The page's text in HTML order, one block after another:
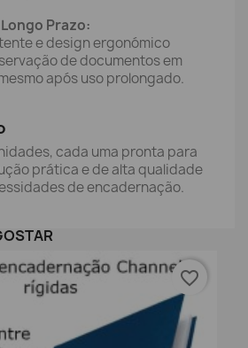
Prazo:
e design ergonómico
de documentos em
após uso prolongado.
cada uma pronta para
prática e de alta qualidade
de encadernação.
favorite_border